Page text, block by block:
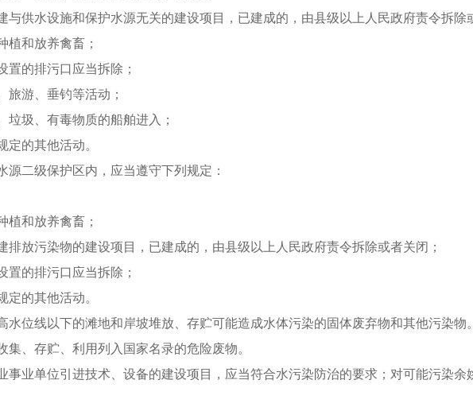
与供水设施和保护水源无关的建设项目，已建成的，由县级以上人民政府责令拆除
植和放养禽畜；
置的排污口应当拆除；
旅游、垂钓等活动；
垃圾、有毒物质的船舶进入；
定的其他活动。
二级保护区内，应当遵守下列规定：
植和放养禽畜；
排放污染物的建设项目，已建成的，由县级以上人民政府责令拆除或者关闭；
置的排污口应当拆除；
定的其他活动。
位线以下的滩地和岸坡堆放、存贮可能造成水体污染的固体废弃物和其他污染物。
集、存贮、利用列入国家名录的危险废物。
业单位引进技术、设备的建设项目，应当符合水污染防治的要求；对可能污染